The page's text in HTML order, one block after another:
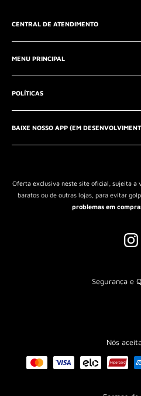
CADASTRE-SE E RECEBA 10%
CENTRAL DE ATENDIMENTO
SAC (Serviço de Atendimento ao
E-mail:contato@seucontato.com.br
Telefone:41 8761-7286
MENU PRINCIPAL
Início
Catálogo
Entrar em contato
QUEM SOMOS?
POLÍTICAS
Aviso Legal
Política de Privacidade
Política de Reembolso
Termos de Serviço
BAIXE NOSSO APP (EM
Oferta exclusiva neste site oficial, sujeita a
baratos ou de outras lojas, para evitar
problemas em
Segurança e
Nós